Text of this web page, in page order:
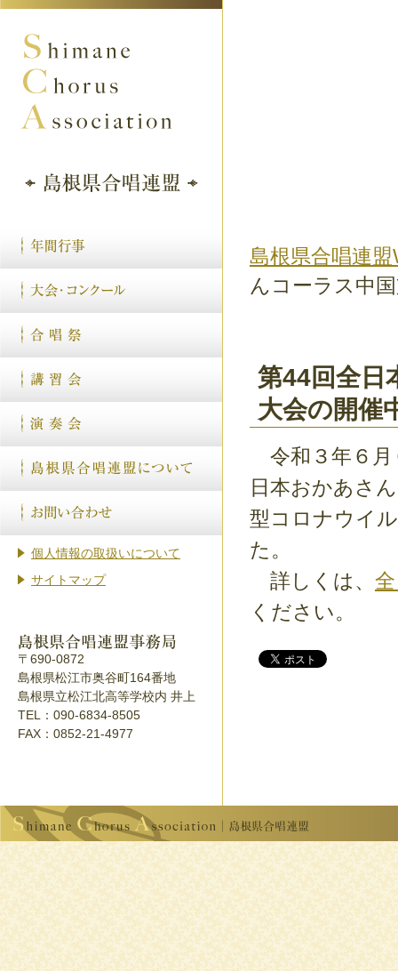
個人情報の取扱いについて
サイトマップ
〒690-0872
島根県松江市奥谷町164番地
島根県立松江北高等学校内 井上
TEL：090-6834-8505
FAX：0852-21-4977
島根県合唱連
んコーラス中
第44回全日
大会の開催
令和３年６月
日本おかあさ
型コロナウイ
た。
詳しくは、
ください。